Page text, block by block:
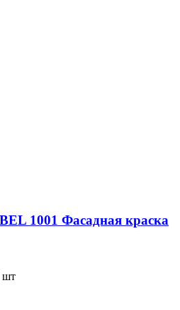
1001 Фасадная краска
шт